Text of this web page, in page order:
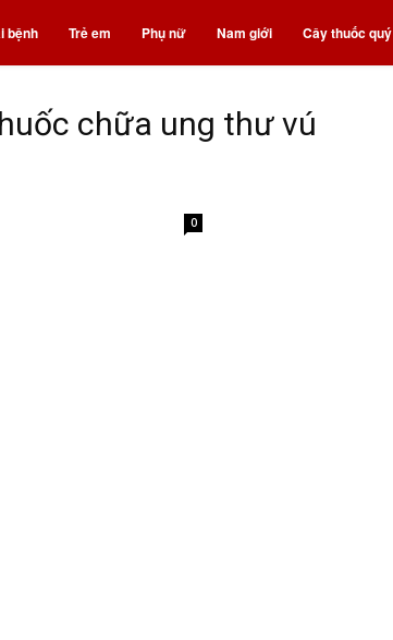
bệnh Trẻ em Phụ nữ Nam giới Cây thuốc quý
chữa ung thư vú
0